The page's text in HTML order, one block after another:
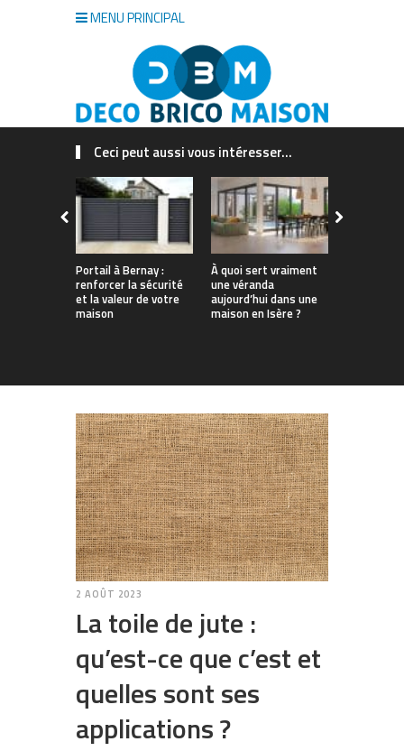
MENU PRINCIPAL
Ceci peut aussi vous intéresser...
Portail à Bernay :
renforcer la sécurité
et la valeur de votre
maison
À quoi sert vraiment
une véranda
aujourd’hui dans une
maison en Isère ?
2 AOÛT 2023
La toile de jute :
qu’est-ce que c’est et
quelles sont ses
applications ?